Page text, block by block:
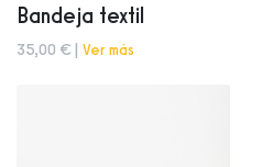
Bandeja textil
35,00 € | Ver más